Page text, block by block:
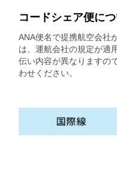
コードシェア便に
ANA便名で提携航空会社
は、運航会社の規定が適
伝い内容が異なりますの
わせください。